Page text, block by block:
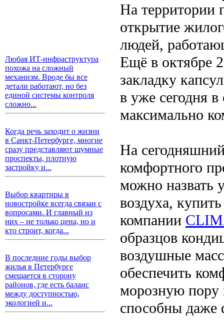
Любая ИТ-инфраструктура
похожа на сложный
механизм. Вроде бы все
детали работают, но без
единой системы контроля
сложно...
Когда речь заходит о жизни
в Санкт-Петербурге, многие
сразу представляют шумные
проспекты, плотную
застройку и...
Выбор квартиры в
новостройке всегда связан с
вопросами. И главный из
них – не только цена, но и
кто строит, когда...
В последние годы выбор
жилья в Петербурге
смещается в сторону
районов, где есть баланс
между доступностью,
экологией и...
На территории
открытие
людей,
Ещё в октябре
закладку
в уже сегодня в
максимально
На
комфортного
можно назвать
воздуха,
компании
образцов
воздушные
обеспечить
морозную пору
способны даже